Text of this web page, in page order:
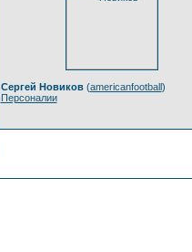
Сергей Новиков(americanfootball)
Персоналии